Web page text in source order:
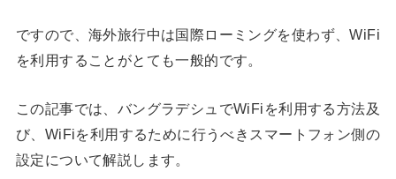
ですので、海外旅行中は国際ローミングを使わず、WiFi
を利用することがとても一般的です。
この記事では、バングラデシュでWiFiを利用する方法及
び、WiFiを利用するために行うべきスマートフォン側の
設定について解説します。